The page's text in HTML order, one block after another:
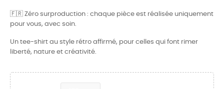
🇫🇷 Zéro surproduction : chaque pièce est réalisée uniquement
pour vous, avec soin.
Un tee-shirt au style rétro affirmé, pour celles qui font rimer
liberté, nature et créativité.